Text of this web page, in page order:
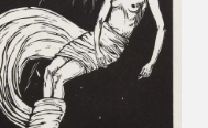
hinzufügen